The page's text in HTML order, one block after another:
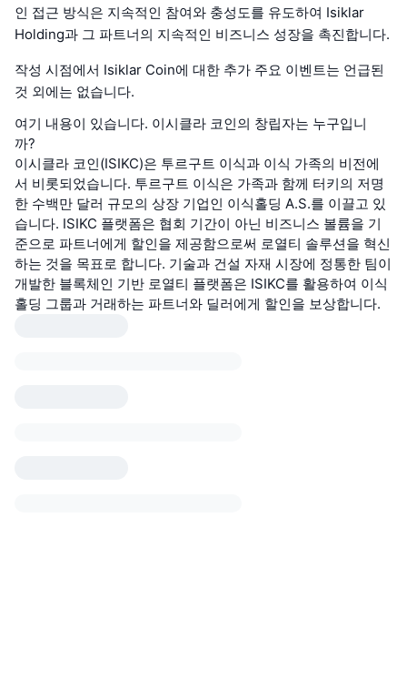
인 접근 방식은 지속적인 참여와 충성도를 유도하여 Isiklar
Holding과 그 파트너의 지속적인 비즈니스 성장을 촉진합니다.
작성 시점에서 Isiklar Coin에 대한 추가 주요 이벤트는 언급된
것 외에는 없습니다.
여기 내용이 있습니다. 이시클라 코인의 창립자는 누구입니
까?
이시클라 코인(ISIKC)은 투르구트 이식과 이식 가족의 비전에
서 비롯되었습니다. 투르구트 이식은 가족과 함께 터키의 저명
한 수백만 달러 규모의 상장 기업인 이식홀딩 A.S.를 이끌고 있
습니다. ISIKC 플랫폼은 협회 기간이 아닌 비즈니스 볼륨을 기
준으로 파트너에게 할인을 제공함으로써 로열티 솔루션을 혁신
하는 것을 목표로 합니다. 기술과 건설 자재 시장에 정통한 팀이
개발한 블록체인 기반 로열티 플랫폼은 ISIKC를 활용하여 이식
홀딩 그룹과 거래하는 파트너와 딜러에게 할인을 보상합니다.